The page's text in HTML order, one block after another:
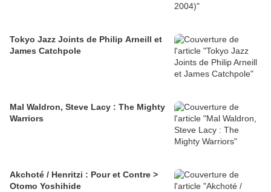
Tokyo Jazz Joints de Philip Arneill et
James Catchpole
Mal Waldron, Steve Lacy : The Mighty
Warriors
Akchoté / Henritzi : Pour et Contre >
Otomo Yoshihide